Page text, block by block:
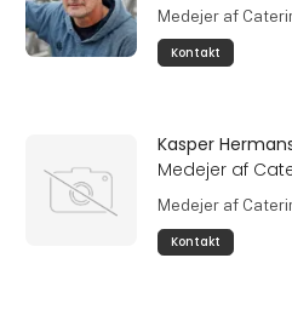
Medejer af
Kontakt
Kasper
Medejer af
Medejer af
Kontakt